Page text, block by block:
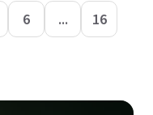
6 ... 16